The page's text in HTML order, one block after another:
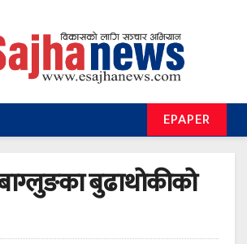
EPAPER
बुढाथोकीको